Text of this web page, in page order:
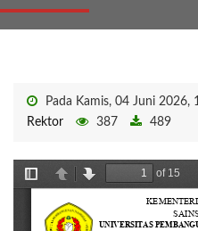
Pada Kamis, 04 Juni 2026,
Rektor
387 489